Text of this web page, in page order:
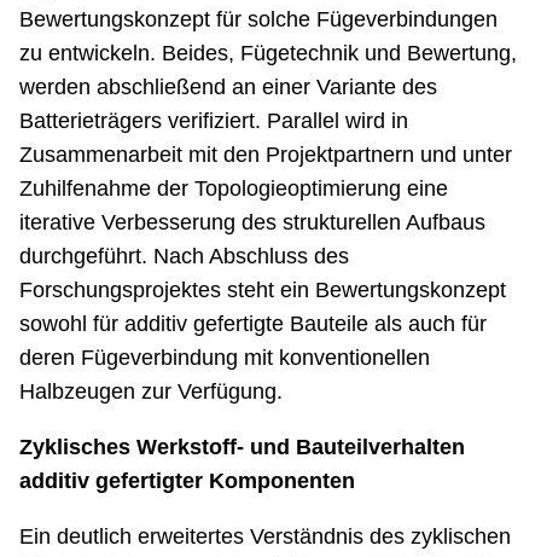
Bewertungskonzept für solche Fügeverbindungen
zu entwickeln. Beides, Fügetechnik und Bewertung,
werden abschließend an einer Variante des
Batterieträgers verifiziert. Parallel wird in
Zusammenarbeit mit den Projektpartnern und unter
Zuhilfenahme der Topologieoptimierung eine
iterative Verbesserung des strukturellen Aufbaus
durchgeführt. Nach Abschluss des
Forschungsprojektes steht ein Bewertungskonzept
sowohl für additiv gefertigte Bauteile als auch für
deren Fügeverbindung mit konventionellen
Halbzeugen zur Verfügung.
Zyklisches Werkstoff- und Bauteilverhalten
additiv gefertigter Komponenten
Ein deutlich erweitertes Verständnis des zyklischen